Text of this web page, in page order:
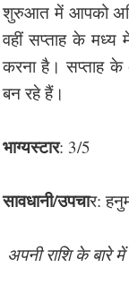
शुरुआत में आपको
वहीं सप्ताह के मध्य
करना है। सप्ताह के
बन रहे हैं।
भाग्यस्टार: 3/5
सावधानी/उपचार:
अपनी राशि के